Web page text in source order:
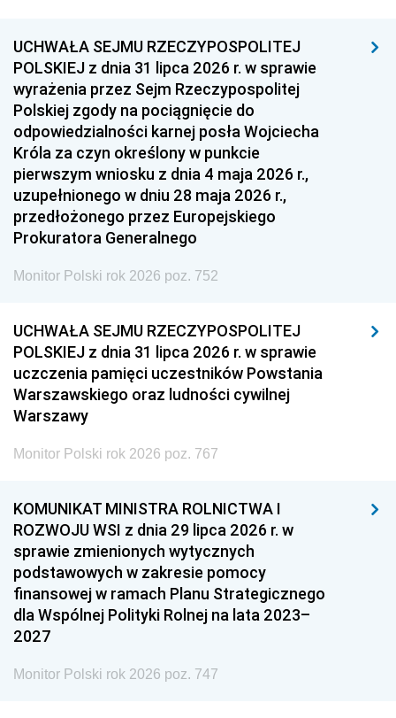
UCHWAŁA SEJMU RZECZYPOSPOLITEJ
POLSKIEJ z dnia 31 lipca 2026 r. w sprawie
wyrażenia przez Sejm Rzeczypospolitej
Polskiej zgody na pociągnięcie do
odpowiedzialności karnej posła Wojciecha
Króla za czyn określony w punkcie
pierwszym wniosku z dnia 4 maja 2026 r.,
uzupełnionego w dniu 28 maja 2026 r.,
przedłożonego przez Europejskiego
Prokuratora Generalnego
Monitor Polski rok 2026 poz. 752
UCHWAŁA SEJMU RZECZYPOSPOLITEJ
POLSKIEJ z dnia 31 lipca 2026 r. w sprawie
uczczenia pamięci uczestników Powstania
Warszawskiego oraz ludności cywilnej
Warszawy
Monitor Polski rok 2026 poz. 767
KOMUNIKAT MINISTRA ROLNICTWA I
ROZWOJU WSI z dnia 29 lipca 2026 r. w
sprawie zmienionych wytycznych
podstawowych w zakresie pomocy
finansowej w ramach Planu Strategicznego
dla Wspólnej Polityki Rolnej na lata 2023–
2027
Monitor Polski rok 2026 poz. 747